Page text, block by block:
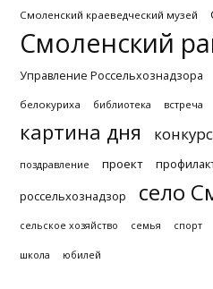
Смоленский краеведческий музей
Смоленский
Управление Россельхознадзора
белокуриха библиотека встреча
картина дня конкурс
поздравление проект
россельхознадзор село
сельское хозяйство семья спорт
школа юбилей